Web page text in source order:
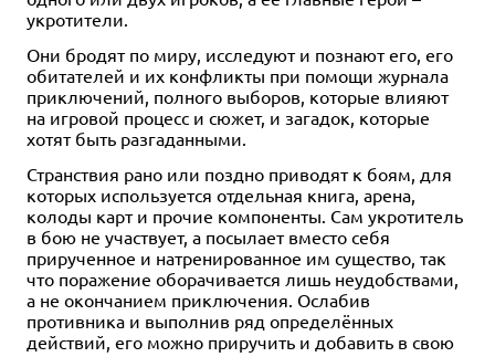
укротители.
Они бродят по миру, исследуют и познают его, его
обитателей и их конфликты при помощи журнала
приключений, полного выборов, которые влияют
на игровой процесс и сюжет, и загадок, которые
хотят быть разгаданными.
Странствия рано или поздно приводят к боям, для
которых используется отдельная книга, арена,
колоды карт и прочие компоненты. Сам укротитель
в бою не участвует, а посылает вместо себя
прирученное и натренированное им существо, так
что поражение оборачивается лишь неудобствами,
а не окончанием приключения. Ослабив
противника и выполнив ряд определённых
действий, его можно приручить и добавить в свою